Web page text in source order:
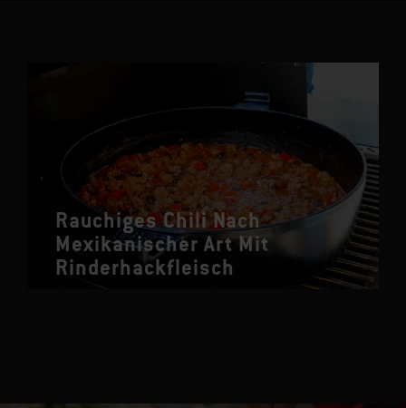
Rauchiges Chili Nach
Mexikanischer Art Mit
Rinderhackfleisch